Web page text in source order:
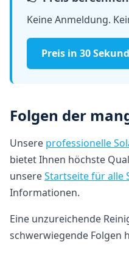
Keine Anmeldung.
Preis in 30
Folgen der
Unsere professionelle
bietet Ihnen höchste
unsereStartseite für alle
Informationen.
Eine unzureichende
schwerwiegende Folgen